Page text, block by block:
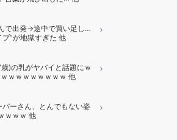
で出発→途中で買い足し…
”が地獄すぎた 他
歳)の乳がヤバイと話題にｗ
ｗｗｗｗｗｗｗｗ 他
バーさん、とんでもない姿
ｗｗｗ 他